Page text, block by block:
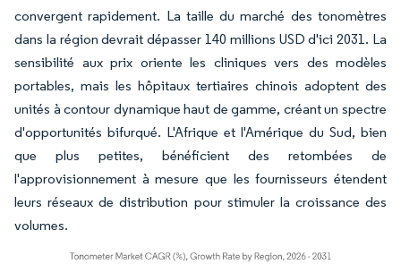
convergent rapidement. La taille du marché des tonomètres
dans la région devrait dépasser 140 millions USD d'ici 2031. La
sensibilité aux prix oriente les cliniques vers des modèles
portables, mais les hôpitaux tertiaires chinois adoptent des
unités à contour dynamique haut de gamme, créant un spectre
d'opportunités bifurqué. L'Afrique et l'Amérique du Sud, bien
que plus petites, bénéficient des retombées de
l'approvisionnement à mesure que les fournisseurs étendent
leurs réseaux de distribution pour stimuler la croissance des
volumes.